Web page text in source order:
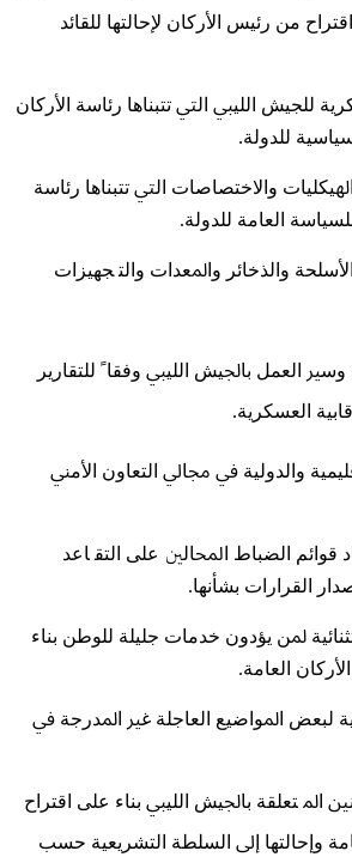
ﻣﻦ ﺭﺋﻴﺲ ﺍﻷﺭﻛﺎﻥ ﻹﺣﺎﻟﺘﻬﺎ ﻟﻠﻘﺎﺋﺪ
ﻟﻠﺠﻴﺶ ﺍﻟﻠﻴﱯ ﺍﻟﱵ ﺗﺘﺒﻨﺎﻫﺎ ﺭﺋﺎﺳﺔ ﺍﻷﺭﻛﺎﻥ
ﻟﻠﺪﻭﻟﺔ.
ﻭﺍﻻﺧﺘﺼﺎﺻﺎﺕ ﺍﻟﱵ ﺗﺘﺒﻨﺎﻫﺎ ﺭﺋﺎﺳﺔ
ﺍﻟﻌﺎﻣﺔ ﻟﻠﺪﻭﻟﺔ.
ﺍﻷﺳﻠﺤﺔ ﻭﺍﻟﺬﺧﺎﺋﺮ ﻭﺍﳌﻌﺪﺍﺕ ﻭﺍﻟﺘ ﺠﻬﻴﺰﺍﺕ
ﻭﺳﲑ ﺍﻟﻌﻤﻞ ﺑﺎﳉﻴﺶ ﺍﻟﻠﻴﱯ ﻭﻓﻘﺎﹰ ﻟﻠﺘﻘﺎﺭﻳﺮ
ﺍﻟﻌﺴﻜﺮﻳﺔ.
ﻭﺍﻟﺪﻭﻟﻴﺔ ﰲ ﳎﺎﱄ ﺍﻟﺘﻌﺎﻭﻥ ﺍﻷﻣﲏ
ﻗﻮﺍﺋﻢ ﺍﻟﻀﺒﺎﻁ ﺍﶈﺎﻟﲔ ﻋﻠﻰ ﺍﻟﺘﻘ ﺎﻋﺪ
ﺍﻟﻘﺮﺍﺭﺍﺕ ﺑﺸﺄنها.
ﳌﻦ ﻳﺆﺩﻭﻥ ﺧﺪﻣﺎﺕ ﺟﻠﻴﻠﺔ ﻟﻠﻮﻃﻦ ﺑﻨﺎﺀ
ﺍﻟﻌﺎﻣﺔ.
ﻟﺒﻌﺾ ﺍﳌﻮﺍﺿﻴﻊ ﺍﻟﻌﺎﺟﻠﺔ ﻏﲑ ﺍﳌﺪﺭﺟﺔ ﰲ
ﺍﳌ ﺘﻌﻠﻘﺔ ﺑﺎﳉﻴﺶ ﺍﻟﻠﻴﱯ ﺑﻨﺎﺀ ﻋﻠﻰ ﺍﻗﺘﺮﺍﺡ
ﻭﺇﺣﺎﻟﺘﻬﺎ ﺇﱃ ﺍﻟﺴﻠﻄﺔ ﺍﻟﺘﺸﺮﻳﻌﻴﺔ ﺣﺴﺐ